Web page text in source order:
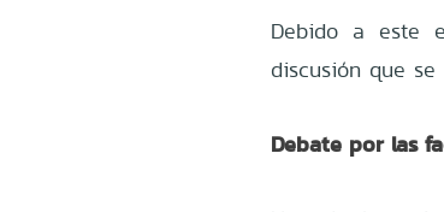
Debido a este
discusión que
Debate por las